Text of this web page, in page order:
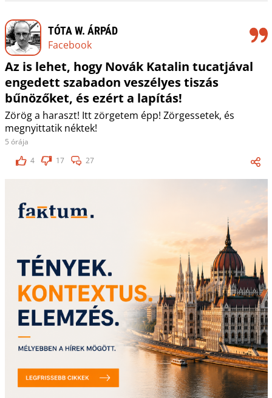
TÓTA W. ÁRPÁD
Facebook
Az is lehet, hogy Novák Katalin tucatjával
engedett szabadon veszélyes tiszás
bűnözőket, és ezért a lapítás!
Zörög a haraszt! Itt zörgetem épp! Zörgessetek, és
megnyittatik néktek!
5 órája
4
17 27